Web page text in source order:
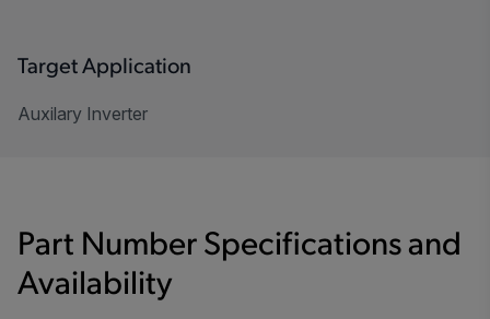
Target Application
Auxilary Inverter
Part Number Specifications and
Availability